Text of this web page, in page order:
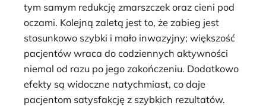
tym samym redukcję zmarszczek oraz cieni pod
oczami. Kolejną zaletą jest to, że zabieg jest
stosunkowo szybki i mało inwazyjny; większość
pacjentów wraca do codziennych aktywności
niemal od razu po jego zakończeniu. Dodatkowo
efekty są widoczne natychmiast, co daje
pacjentom satysfakcję z szybkich rezultatów.